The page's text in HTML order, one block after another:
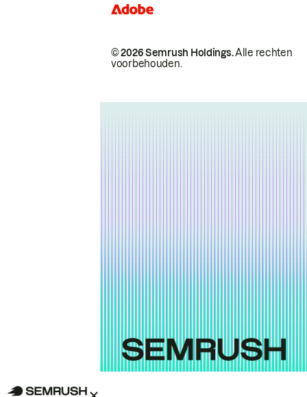
© 2026 Semrush Holdings.Alle rechten
voorbehouden.